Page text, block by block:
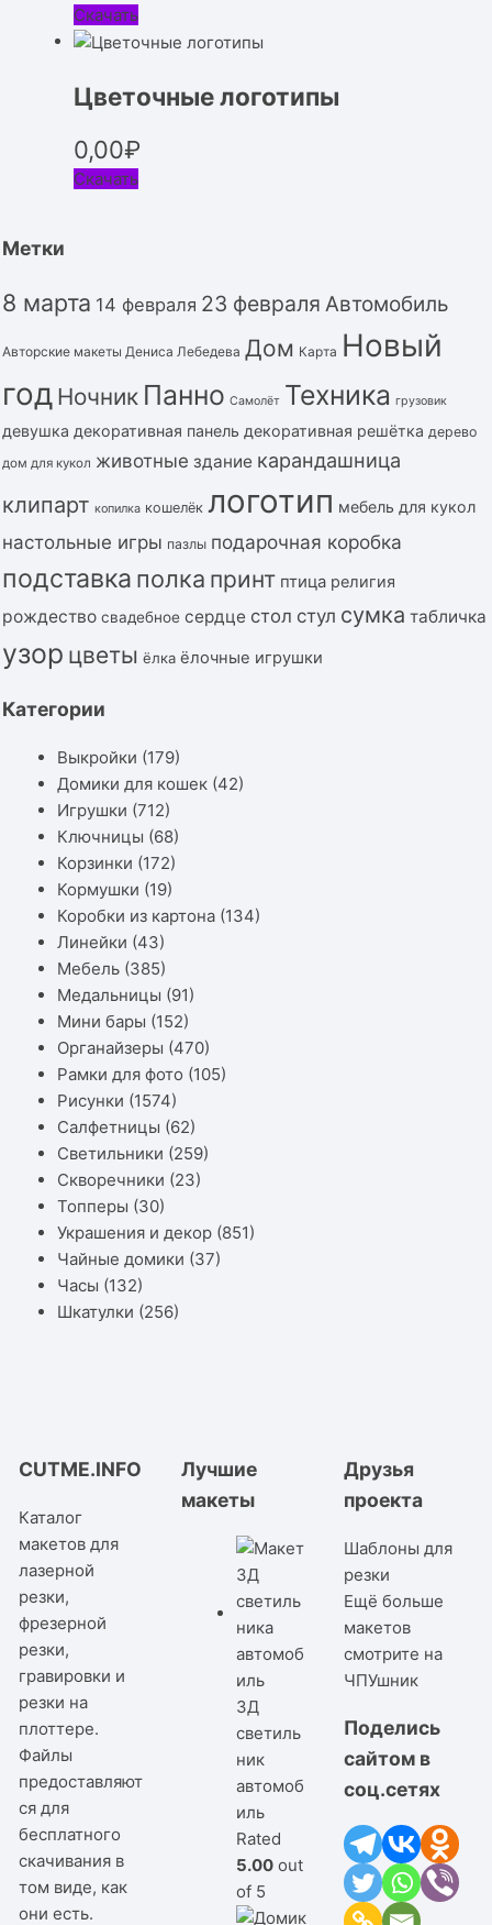
Скачать
Цветочные логотипы
0,00₽
Скачать
Метки
8 марта 14 февраля 23 февраля Автомобиль
Авторские макеты Дениса Лебедева Дом Карта Новый
год Ночник Панно Самолёт Техника грузовик
девушка декоративная панель декоративная решётка дерево
дом для кукол животные здание карандашница
клипарт копилка кошелёк логотип мебель для кукол
настольные игры пазлы подарочная коробка
подставка полка принт птица религия
рождество свадебное сердце стол стул сумка табличка
узор цветы ёлка ёлочные игрушки
Категории
Выкройки (179)
Домики для кошек (42)
Игрушки (712)
Ключницы (68)
Корзинки (172)
Кормушки (19)
Коробки из картона (134)
Линейки (43)
Мебель (385)
Медальницы (91)
Мини бары (152)
Органайзеры (470)
Рамки для фото (105)
Рисунки (1574)
Салфетницы (62)
Светильники (259)
Скворечники (23)
Топперы (30)
Украшения и декор (851)
Чайные домики (37)
Часы (132)
Шкатулки (256)
CUTME.INFO
Каталог
макетов для
лазерной
резки,
фрезерной
резки,
гравировки и
резки на
плоттере.
Файлы
предоставляют
ся для
бесплатного
скачивания в
том виде, как
они есть.
Лучшие
макеты
3Д
светиль
ник
автомоб
иль
Rated
5.00 out
of 5
Друзья
проекта
Шаблоны для
резки
Ещё больше
макетов
смотрите на
ЧПУшник
Поделись
сайтом в
соц.сетях